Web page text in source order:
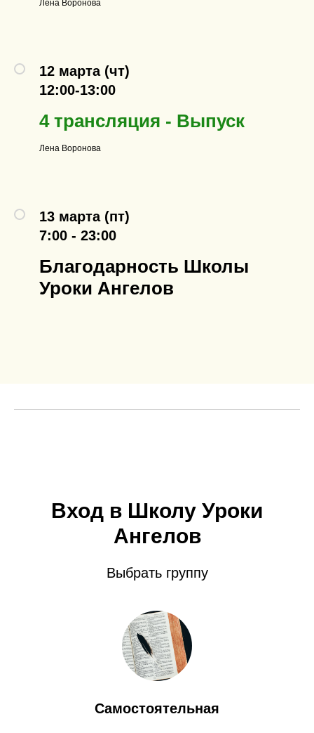
Лена Воронова
12 марта (чт)
12:00-13:00
4 трансляция - Выпуск
Лена Воронова
13 марта (пт)
7:00 - 23:00
Благодарность Школы
Уроки Ангелов
Вход в Школу Уроки
Ангелов
Выбрать группу
Самостоятельная